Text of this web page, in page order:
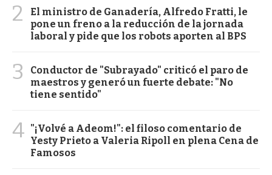
2
El ministro de Ganadería, Alfredo Fratti, le
pone un freno a la reducción de la jornada
laboral y pide que los robots aporten al BPS
3
Conductor de "Subrayado" criticó el paro de
maestros y generó un fuerte debate: "No
tiene sentido"
4 "¡Volvé a Adeom!": el filoso comentario de
Yesty Prieto a Valeria Ripoll en plena Cena de
Famosos